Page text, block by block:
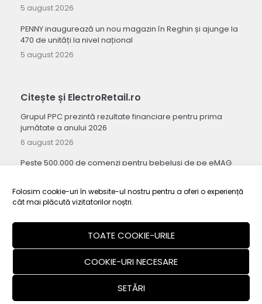
Folosim cookie-uri în website-ul nostru pentru a oferi o experiență
cât mai plăcută vizitatorilor noștri.
TOATE COOKIE-URILE
COOKIE-URI NECESARE
SETĂRI
5 august 2026
PENNY inaugurează un nou magazin în Reghin și ajunge la
470 de unități la nivel național
5 august 2026
Citește și ElectroRetail.ro
Grupul PPC prezintă rezultate financiare pentru prima
jumătate a anului 2026
6 august 2026
Peste 500.000 de comenzi pentru bebeluși de pe eMAG
5 august 2026
Packeta România integrează rețeaua Poștei Române și își
extinde substanțial acoperirea națională